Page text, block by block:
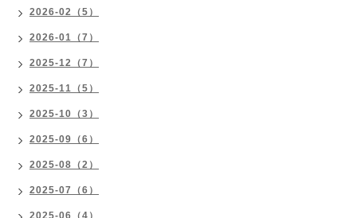
2026-02（5）
2026-01（7）
2025-12（7）
2025-11（5）
2025-10（3）
2025-09（6）
2025-08（2）
2025-07（6）
2025-06（4）